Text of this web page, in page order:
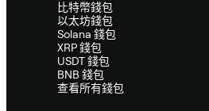
比特幣錢包
以太坊錢包
Solana 錢包
XRP 錢包
USDT 錢包
BNB 錢包
查看所有錢包